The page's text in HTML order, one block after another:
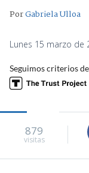
PorGabriela Ulloa
Lunes 15 marzo de
Seguimos criterios de
879
visitas